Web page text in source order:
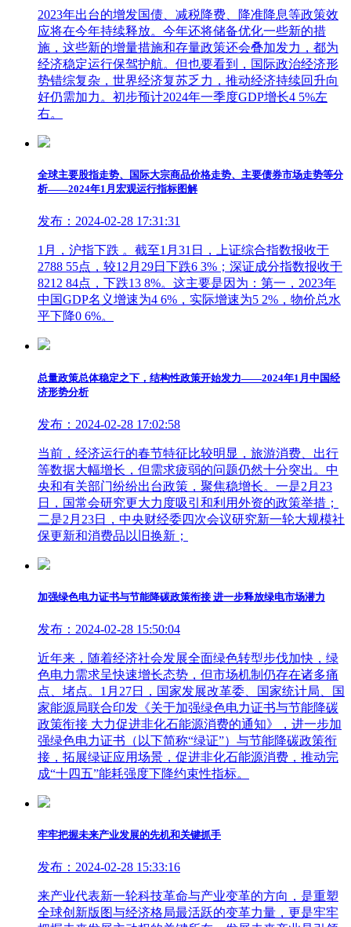
2023年出台的增发国债、减税降费、降准降息等政策效
应将在今年持续释放。今年还将储备优化一些新的措
施，这些新的增量措施和存量政策还会叠加发力，都为
经济稳定运行保驾护航。但也要看到，国际政治经济形
势错综复杂，世界经济复苏乏力，推动经济持续回升向
好仍需加力。初步预计2024年一季度GDP增长4 5%左
右。
全球主要股指走势、国际大宗商品价格走势、主要债券市场走势等分
析——2024年1月宏观运行指标图解
发布：2024-02-28 17:31:31
1月，沪指下跌 。截至1月31日，上证综合指数报收于
2788 55点，较12月29日下跌6 3%；深证成分指数报收于
8212 84点，下跌13 8%。这主要是因为：第一，2023年
中国GDP名义增速为4 6%，实际增速为5 2%，物价总水
平下降0 6%。
总量政策总体稳定之下，结构性政策开始发力——2024年1月中国经
济形势分析
发布：2024-02-28 17:02:58
当前，经济运行的春节特征比较明显，旅游消费、出行
等数据大幅增长，但需求疲弱的问题仍然十分突出。中
央和有关部门纷纷出台政策，聚焦稳增长。一是2月23
日，国常会研究更大力度吸引和利用外资的政策举措；
二是2月23日，中央财经委四次会议研究新一轮大规模社
保更新和消费品以旧换新；
加强绿色电力证书与节能降碳政策衔接 进一步释放绿电市场潜力
发布：2024-02-28 15:50:04
近年来，随着经济社会发展全面绿色转型步伐加快，绿
色电力需求呈快速增长态势，但市场机制仍存在诸多痛
点、堵点。1月27日，国家发展改革委、国家统计局、国
家能源局联合印发《关于加强绿色电力证书与节能降碳
政策衔接 大力促进非化石能源消费的通知》，进一步加
强绿色电力证书（以下简称“绿证”）与节能降碳政策衔
接，拓展绿证应用场景，促进非化石能源消费，推动完
成“十四五”能耗强度下降约束性指标。
牢牢把握未来产业发展的先机和关键抓手
发布：2024-02-28 15:33:16
来产业代表新一轮科技革命与产业变革的方向，是重塑
全球创新版图与经济格局最活跃的变革力量，更是牢牢